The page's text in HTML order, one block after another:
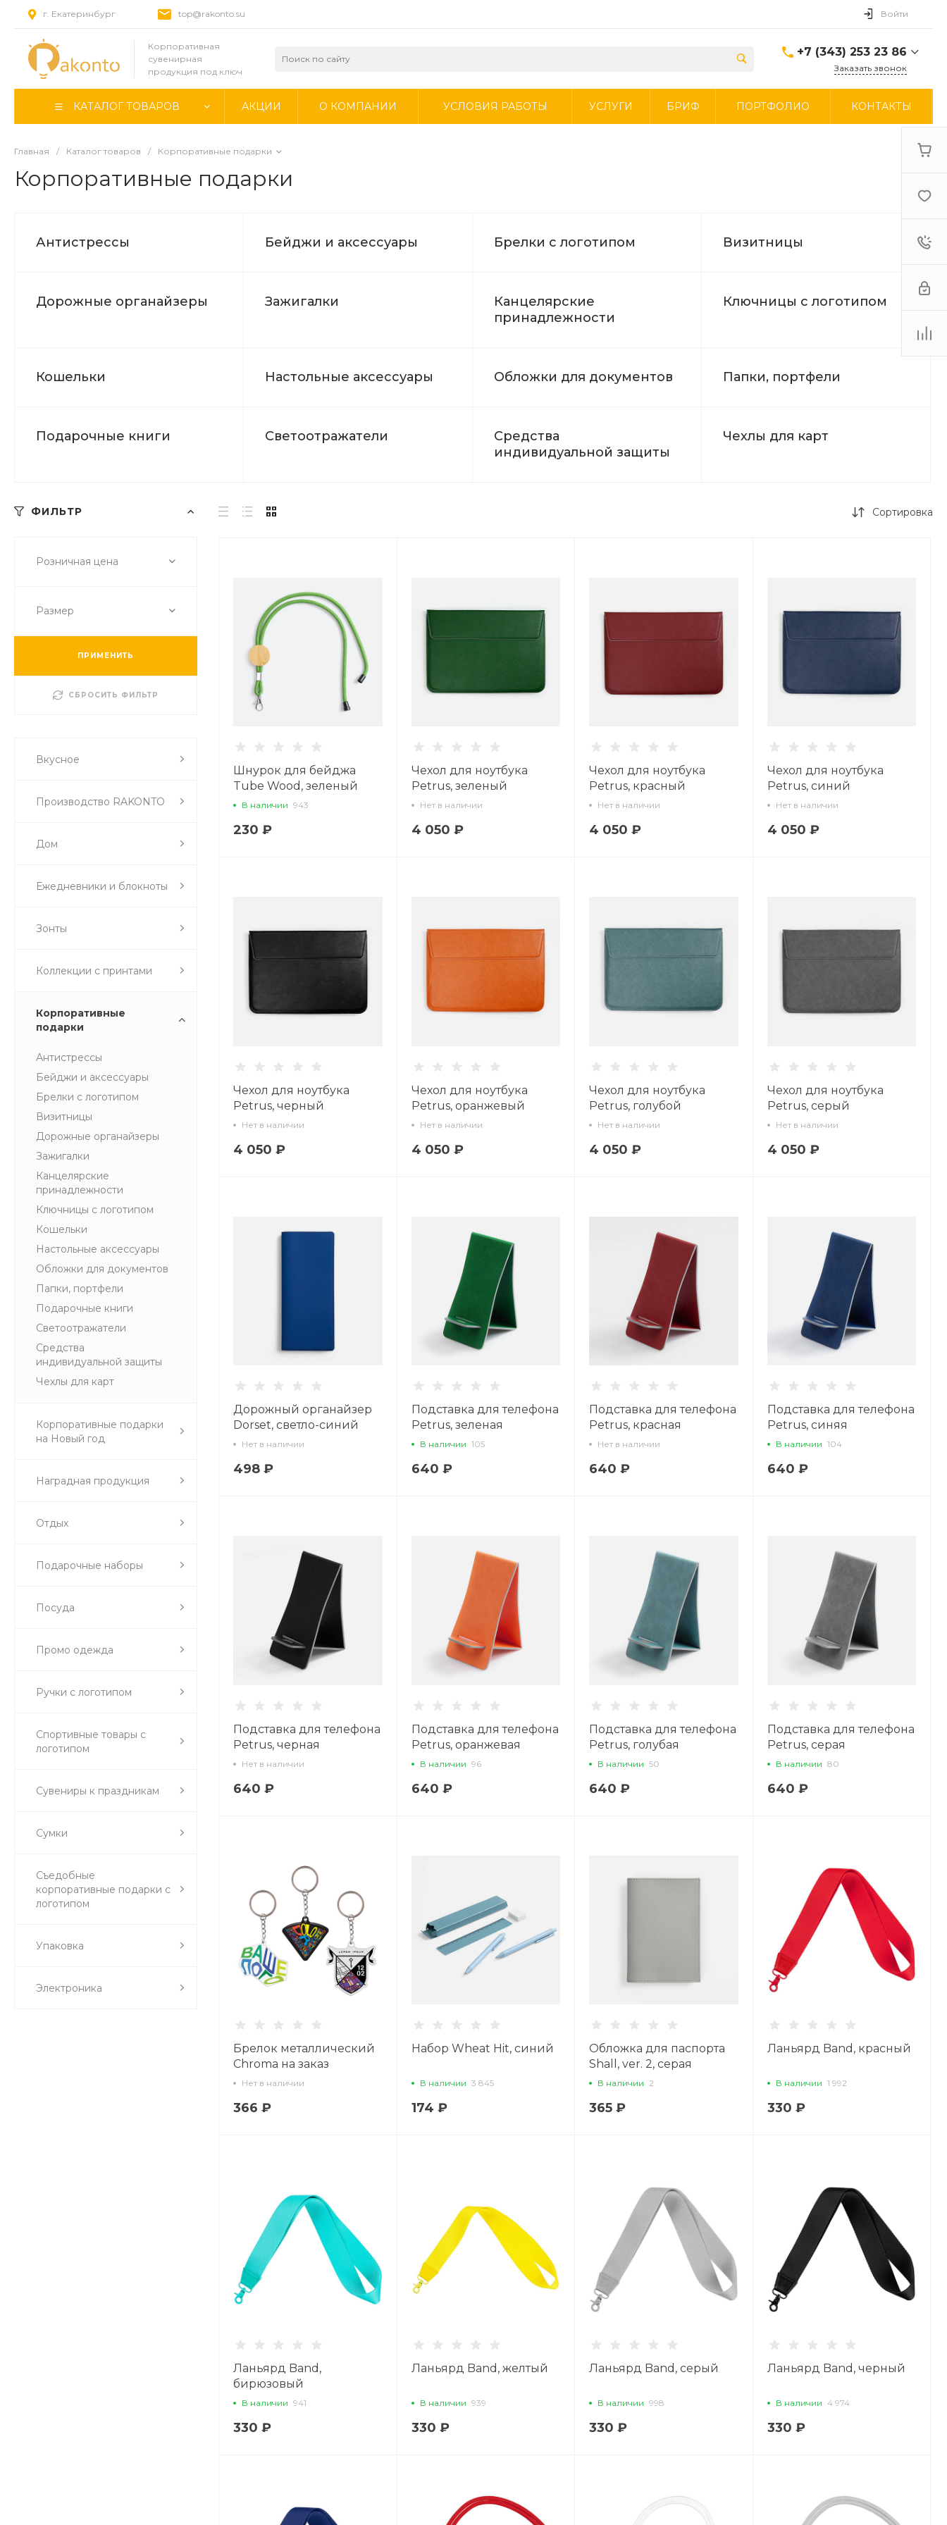
г. Екатеринбург top@rakonto.su Войти
Корпоративная
сувенирная
продукция под ключ
+7 (343) 253 23 86
г. Екатеринбург
Ежедневно 9:00-19:00
https://vk.com/rakontoekb
группа в VK
Заказать звонок
КАТАЛОГ ТОВАРОВ АКЦИИ О КОМПАНИИ УСЛОВИЯ РАБОТЫ УСЛУГИ БРИФ ПОРТФОЛИО КОНТАКТЫ
Главная / Каталог товаров / Корпоративные подарки
Корпоративные подарки
Антистрессы Бейджи и аксессуары Брелки с логотипом Визитницы
Дорожные органайзеры Зажигалки
Канцелярские
принадлежности
Ключницы с логотипом
Кошельки Настольные аксессуары Обложки для документов Папки, портфели
Подарочные книги Светоотражатели
Средства
индивидуальной защиты
Чехлы для карт
ФИЛЬТР
Розничная цена
Размер
ПРИМЕНИТЬ
СБРОСИТЬ ФИЛЬТР
Вкусное
Производство RAKONTO
Дом
Ежедневники и блокноты
Зонты
Коллекции с принтами
Корпоративные
подарки
Антистрессы
Бейджи и аксессуары
Брелки с логотипом
Визитницы
Дорожные органайзеры
Зажигалки
Канцелярские
принадлежности
Ключницы с логотипом
Кошельки
Настольные аксессуары
Обложки для документов
Папки, портфели
Подарочные книги
Светоотражатели
Средства
индивидуальной защиты
Чехлы для карт
Корпоративные подарки
на Новый год
Наградная продукция
Отдых
Подарочные наборы
Посуда
Промо одежда
Ручки с логотипом
Спортивные товары с
логотипом
Сувениры к праздникам
Сумки
Съедобные
корпоративные подарки с
логотипом
Упаковка
Электроника
Сортировка
Шнурок для бейджа
Tube Wood, зеленый
В наличии 943
230 ₽
Чехол для ноутбука
Petrus, зеленый
Нет в наличии
4 050 ₽
Чехол для ноутбука
Petrus, красный
Нет в наличии
4 050 ₽
Чехол для ноутбука
Petrus, синий
Нет в наличии
4 050 ₽
Чехол для ноутбука
Petrus, черный
Нет в наличии
4 050 ₽
Чехол для ноутбука
Petrus, оранжевый
Нет в наличии
4 050 ₽
Чехол для ноутбука
Petrus, голубой
Нет в наличии
4 050 ₽
Чехол для ноутбука
Petrus, серый
Нет в наличии
4 050 ₽
Дорожный органайзер
Dorset, светло-синий
Нет в наличии
498 ₽
Подставка для телефона
Petrus, зеленая
В наличии 105
640 ₽
Подставка для телефона
Petrus, красная
Нет в наличии
640 ₽
Подставка для телефона
Petrus, синяя
В наличии 104
640 ₽
Подставка для телефона
Petrus, черная
Нет в наличии
640 ₽
Подставка для телефона
Petrus, оранжевая
В наличии 96
640 ₽
Подставка для телефона
Petrus, голубая
В наличии 50
640 ₽
Подставка для телефона
Petrus, серая
В наличии 80
640 ₽
Брелок металлический
Chroma на заказ
Нет в наличии
366 ₽
Набор Wheat Hit, синий
В наличии 3 845
174 ₽
Обложка для паспорта
Shall, ver. 2, серая
В наличии 2
365 ₽
Ланьярд Band, красный
В наличии 1 992
330 ₽
Ланьярд Band,
бирюзовый
В наличии 941
330 ₽
Ланьярд Band, желтый
В наличии 939
330 ₽
Ланьярд Band, серый
В наличии 998
330 ₽
Ланьярд Band, черный
В наличии 4 974
330 ₽